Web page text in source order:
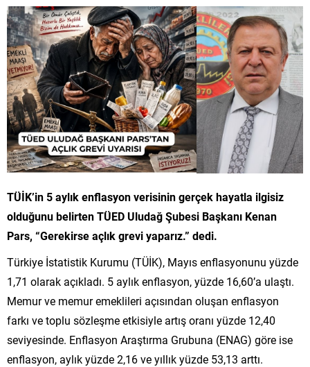
TÜİK’in 5 aylık enflasyon verisinin gerçek hayatla ilgisiz
olduğunu belirten TÜED Uludağ Şubesi Başkanı Kenan
Pars, “Gerekirse açlık grevi yaparız.” dedi.
Türkiye İstatistik Kurumu (TÜİK), Mayıs enflasyonunu yüzde
1,71 olarak açıkladı. 5 aylık enflasyon, yüzde 16,60’a ulaştı.
Memur ve memur emeklileri açısından oluşan enflasyon
farkı ve toplu sözleşme etkisiyle artış oranı yüzde 12,40
seviyesinde. Enflasyon Araştırma Grubuna (ENAG) göre ise
enflasyon, aylık yüzde 2,16 ve yıllık yüzde 53,13 arttı.